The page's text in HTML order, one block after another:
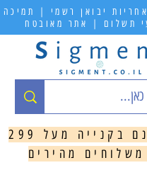
יבואן רשמי | תמיכה
תשלום | אתר מאובטח
משלוח חינם בקנייה מעל 299
מהירים